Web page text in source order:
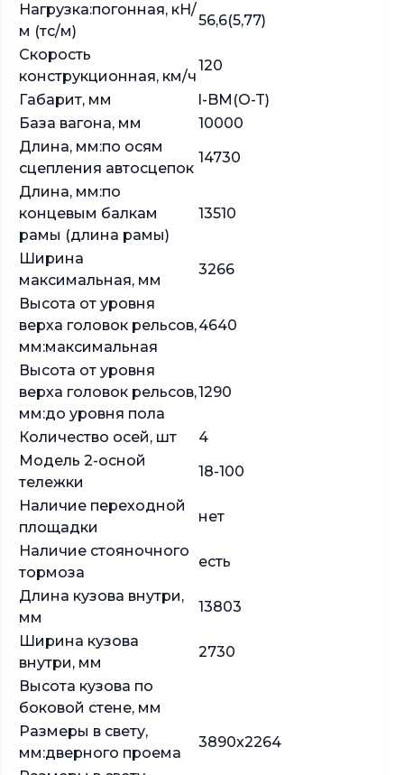
Нагрузка:погонная, кН/
м (тс/м)
56,6(5,77)
Скорость
конструкционная, км/ч
120
Габарит, мм
l-BM(O-T)
База вагона, мм
10000
Длина, мм:по осям
сцепления автосцепок
14730
Длина, мм:по
концевым балкам
рамы (длина рамы)
13510
Ширина
максимальная, мм
3266
Высота от уровня
верха головок рельсов,
мм:максимальная
4640
Высота от уровня
верха головок рельсов,
мм:до уровня пола
1290
Количество осей, шт
4
Модель 2-осной
тележки
18-100
Наличие переходной
площадки
нет
Наличие стояночного
тормоза
есть
Длина кузова внутри,
мм
13803
Ширина кузова
внутри, мм
2730
Высота кузова по
боковой стене, мм
Размеры в свету,
мм:дверного проема
3890x2264